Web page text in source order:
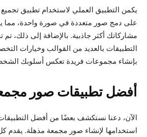
يكمن التطبيق العملي لاستخدام تطبيق
على دمج صور متعددة في صورة واحدة، مما
مشاركاتك أكثر جاذبية. بالإضافة إلى ذلك، تم
التطبيقات بالعديد من القوالب وخيارات
بإنشاء مجموعات فريدة تعكس أسلوبك
أفضل تطبيقات صور
الآن، دعنا نستكشف بعضًا من أفضل
استخدامها لإنشاء صور مجمعة مذهلة. يقدم